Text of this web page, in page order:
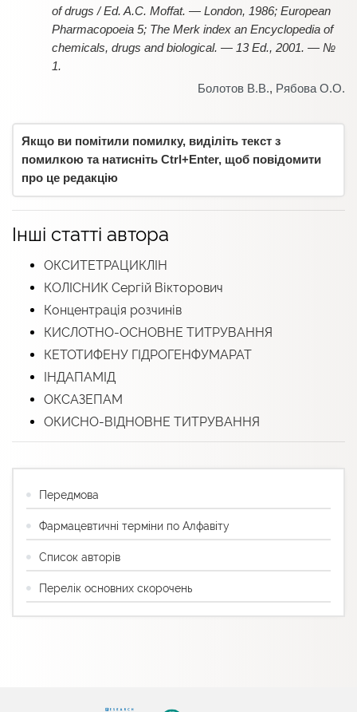
of drugs / Ed. A.C. Moffat. — London, 1986; European
Pharmacopoeia 5; The Merk index an Encyclopedia of
chemicals, drugs and biological. — 13 Ed., 2001. — №
1.
Болотов В.В., Рябова О.О.
Якщо ви помітили помилку, виділіть текст з
помилкою та натисніть Ctrl+Enter, щоб повідомити
про це редакцію
Інші статті автора
ОКСИТЕТРАЦИКЛІН
КОЛІСНИК Сергій Вікторович
Концентрація розчинів
КИСЛОТНО-ОСНОВНЕ ТИТРУВАННЯ
КЕТОТИФЕНУ ГІДРОГЕНФУМАРАТ
ІНДАПАМІД
ОКСАЗЕПАМ
ОКИСНО-ВІДНОВНЕ ТИТРУВАННЯ
Передмова
Фармацевтичні терміни по Алфавіту
Список авторів
Перелік основних скорочень